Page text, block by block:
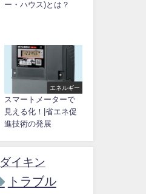
ー・ハウス)とは？
エネルギー
スマートメーターで
見える化！|省エネ促
進技術の発展
ダイキン
トラブル